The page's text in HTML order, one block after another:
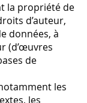
la propriété de
d’auteur,
données, à
(d’œuvres
de
les
les